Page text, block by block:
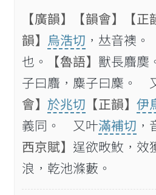
【廣韻】 【韻會】 【正
韻】 烏浩切 ，𠀤音襖。
也。
【魯語】 獸長麛䴠
子曰麛，麋子曰麇。
會】 於兆切 【正韻】 伊
義同。 又叶滿補切 ，
西京賦】 逞欲畋䰻，效
浪，乾池滌藪。